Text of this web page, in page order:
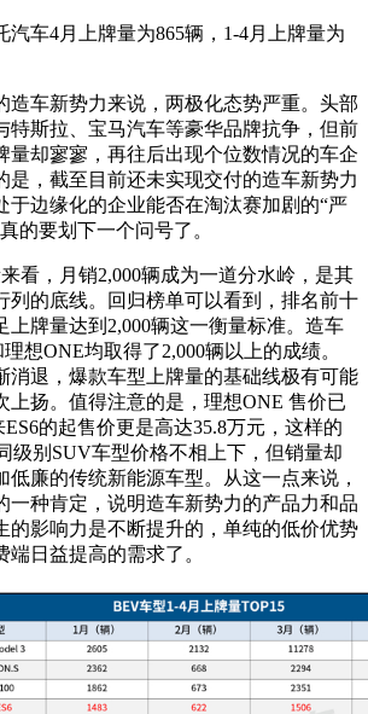
汽车4月上牌量为865辆，1-4月上牌量为
造车新势力来说，两极化态势严重。头部
特斯拉、宝马汽车等豪华品牌抗争，但前
量却寥寥，再往后出现个位数情况的车企
是，截至目前还未实现交付的造车新势力
于边缘化的企业能否在淘汰赛加剧的“严
的要划下一个问号了。
看，月销2,000辆成为一道分水岭，是其
列的底线。回归榜单可以看到，排名前十
上牌量达到2,000辆这一衡量标准。造车
想ONE均取得了2,000辆以上的成绩。
消退，爆款车型上牌量的基础线极有可能
上扬。值得注意的是，理想ONE 售价已
的起售价更是高达35.8万元，这样的
级别SUV车型价格不相上下，但销量却
低廉的传统新能源车型。从这一点来说，
一种肯定，说明造车新势力的产品力和品
的影响力是不断提升的，单纯的低价优势
日益提高的需求了。